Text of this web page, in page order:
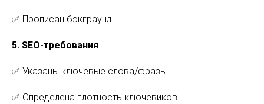
✅ Прописан бэкграунд
5. SEO-требования
✅ Указаны ключевые слова/фразы
✅ Определена плотность ключевиков